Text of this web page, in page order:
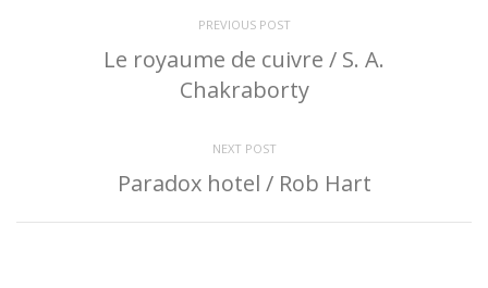
PREVIOUS POST
Le royaume de cuivre / S. A.
Chakraborty
NEXT POST
Paradox hotel / Rob Hart